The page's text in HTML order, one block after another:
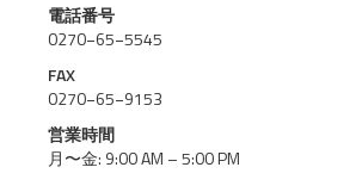
電話番号
0270−65−5545
FAX
0270−65−9153
営業時間
月〜金: 9:00 AM – 5:00 PM